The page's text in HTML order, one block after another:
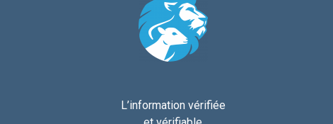
L’information vérifiée